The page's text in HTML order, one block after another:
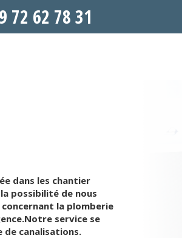
72 62 78 31
dans les chantier
possibilité de nous
la plomberie
service se
de canalisations.